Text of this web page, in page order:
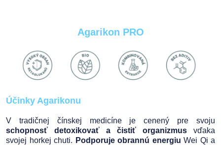
Agarikon PRO
Účinky Agarikonu
V tradičnej čínskej medicíne je cenený pre svoju
schopnosť detoxikovať a čistiť organizmus vďaka
svojej horkej chuti. Podporuje obrannú energiu Wei Qi a